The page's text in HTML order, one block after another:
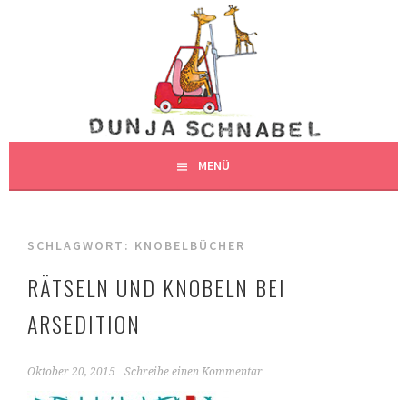
DUNJAS SCHNABEL
ILLUSTRATION
DUNJA SCHNABEL, ILLUSTRATION, HAMBURG
MENÜ
SCHLAGWORT: KNOBELBÜCHER
RÄTSELN UND KNOBELN BEI
ARSEDITION
Oktober 20, 2015 Schreibe einen Kommentar